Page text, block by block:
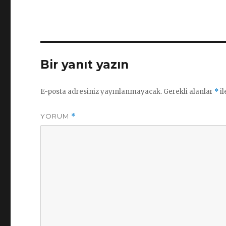
Bir yanıt yazın
E-posta adresiniz yayınlanmayacak. Gerekli alanlar *
YORUM *